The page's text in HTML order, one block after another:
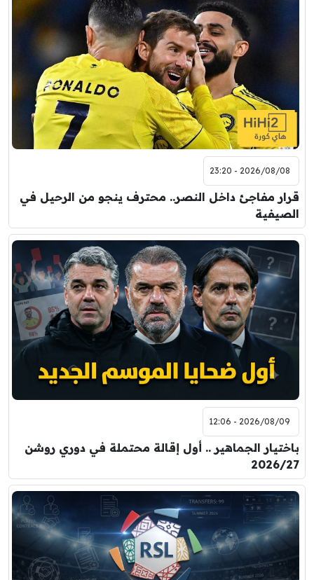
2026/08/08 - 23:20
قرار مفاجئ داخل النصر.. محترف ينجو من الرحيل في
الصيفية
2026/08/09 - 12:06
باختيار الجماهير .. أول إقالة محتملة في دوري روشن
2026/27